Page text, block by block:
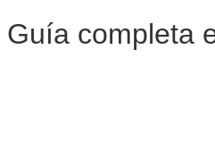
Guía completa